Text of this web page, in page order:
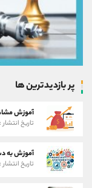
پر بازدیدترین ها
آموزش
تاریخ انتشار : ۱۹ آذر
آموزش به
تاریخ انتشار : ۱۹ آذر